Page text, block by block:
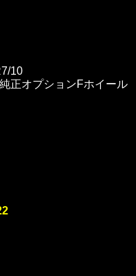
10
正オプションFホイール